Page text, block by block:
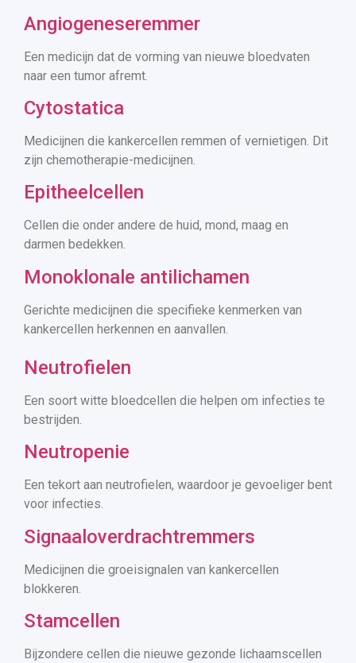
Angiogeneseremmer
Een medicijn dat de vorming van nieuwe bloedvaten
naar een tumor afremt.
Cytostatica
Medicijnen die kankercellen remmen of vernietigen. Dit
zijn chemotherapie-medicijnen.
Epitheelcellen
Cellen die onder andere de huid, mond, maag en
darmen bedekken.
Monoklonale antilichamen
Gerichte medicijnen die specifieke kenmerken van
kankercellen herkennen en aanvallen.
Neutrofielen
Een soort witte bloedcellen die helpen om infecties te
bestrijden.
Neutropenie
Een tekort aan neutrofielen, waardoor je gevoeliger bent
voor infecties.
Signaaloverdrachtremmers
Medicijnen die groeisignalen van kankercellen
blokkeren.
Stamcellen
Bijzondere cellen die nieuwe gezonde lichaamscellen